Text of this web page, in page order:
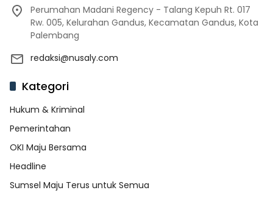
Perumahan Madani Regency - Talang Kepuh Rt. 017
Rw. 005, Kelurahan Gandus, Kecamatan Gandus, Kota
Palembang
redaksi@nusaly.com
Kategori
Hukum & Kriminal
Pemerintahan
OKI Maju Bersama
Headline
Sumsel Maju Terus untuk Semua